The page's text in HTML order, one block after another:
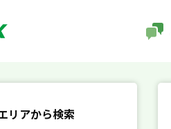
リアから検索